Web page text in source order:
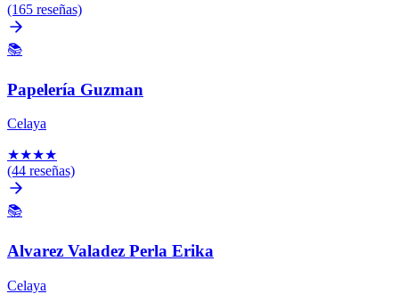
(165 reseñas)
📚
Papelería Guzman
Celaya
★★★★
(44 reseñas)
📚
Alvarez Valadez Perla Erika
Celaya